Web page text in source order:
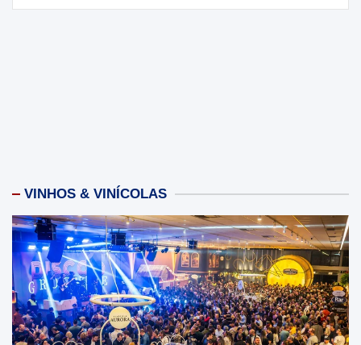
VINHOS & VINÍCOLAS